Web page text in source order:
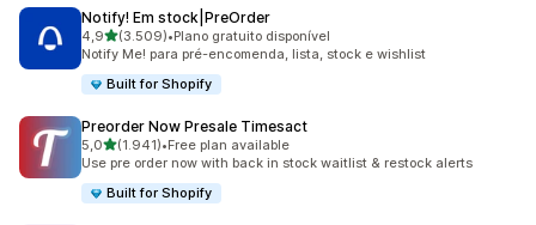
Notify! Em stock|PreOrder
4,9de 5 estrelas
(3.509)
3509 total de avaliações
•Plano gratuito disponível
Notify Me! para pré-encomenda, lista, stock e wishlist
Built for Shopify
Preorder Now Presale Timesact
5,0de 5 estrelas
(1.941)
1941 total de avaliações
•Free plan available
Use pre order now with back in stock waitlist & restock alerts
Built for Shopify